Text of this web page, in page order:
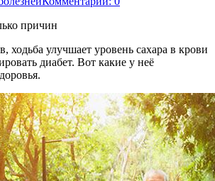
причин
ходьба улучшает уровень сахара в крови
диабет. Вот какие у неё